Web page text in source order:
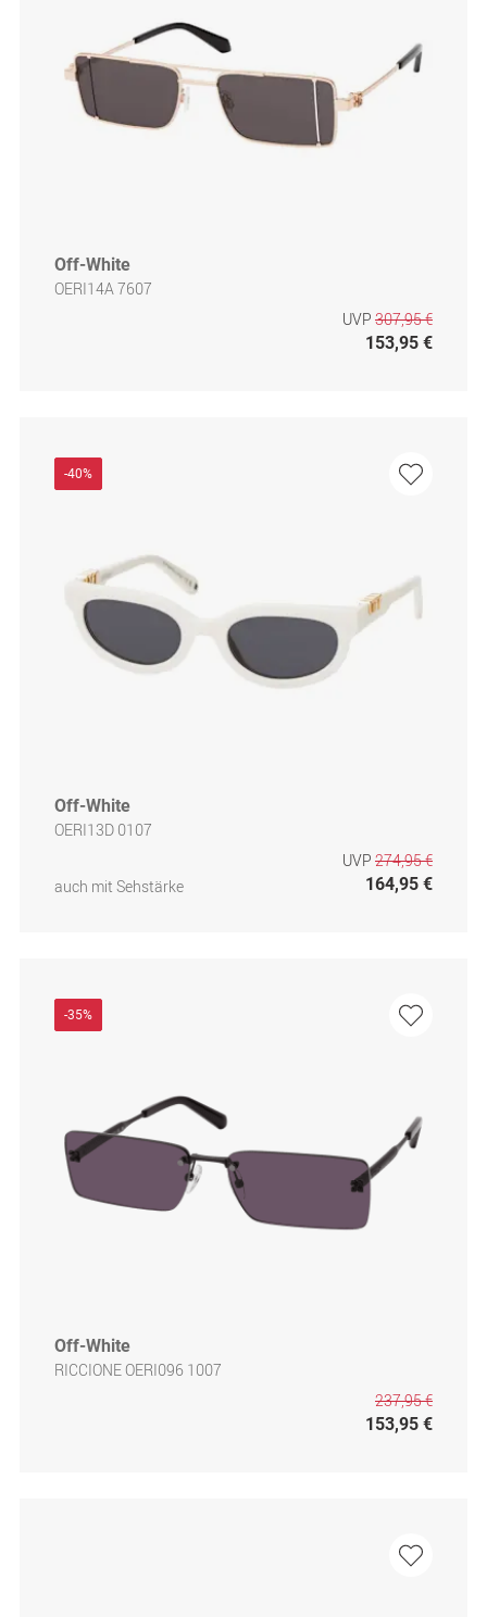
Off-White
OERI14A 7607
UVP 307,95 €
153,95 €
-40%
Off-White
OERI13D 0107
auch mit Sehstärke
UVP 274,95 €
164,95 €
-35%
Off-White
RICCIONE OERI096 1007
237,95 €
153,95 €